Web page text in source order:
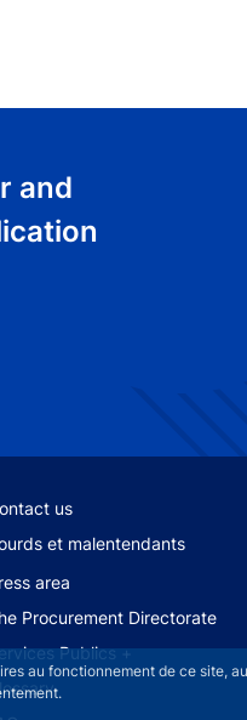
au fonctionnement de ce site,
and
secondary menu
us
et malentendants
area
Procurement Directorate
Publics +